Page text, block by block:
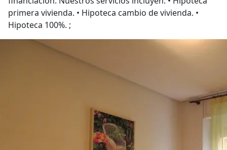
primera vivienda. • Hipoteca cambio de vivienda. •
Hipoteca 100%. ;